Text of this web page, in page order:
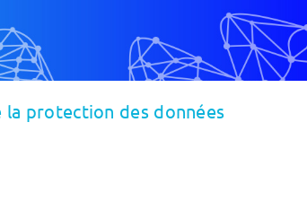
protection des données